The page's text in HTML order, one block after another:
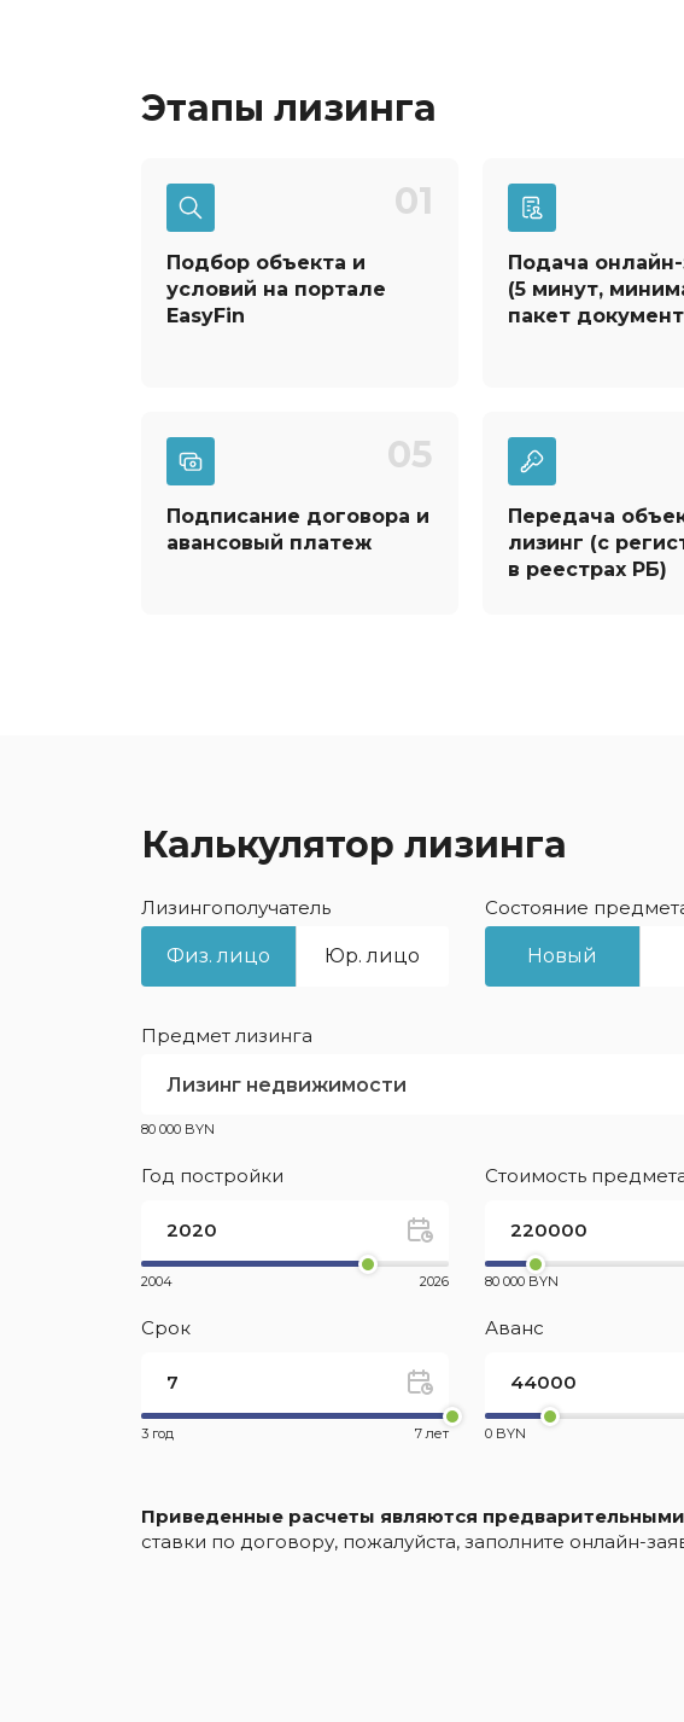
Этапы лизинга
01
Подбор объекта и
условий на портале
EasyFin
Подача онлайн-
(5 минут,
пакет
05
Подписание договора и
авансовый платеж
Передача
лизинг (с
в реестрах РБ)
Калькулятор лизинга
Лизингополучатель
Физ. лицо Юр. лицо
Состояние
Новый
Предмет лизинга
Лизинг недвижимости
80 000 BYN
Год постройки
2004 2026
Стоимость
80 000 BYN
Срок
3 год 7 лет
Аванс
0 BYN
Приведенные расчеты являются предварительными
ставки по договору, пожалуйста, заполните онлайн-